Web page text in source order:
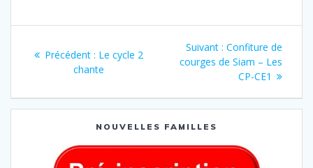
Précédent : Le cycle 2
chante
Suivant : Confiture de
courges de Siam – Les
CP-CE1
NOUVELLES FAMILLES